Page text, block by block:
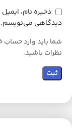
ذخیره نام،
دیدگاهی می‌نویسم.
شما باید وارد حساب
نظرات باشید.